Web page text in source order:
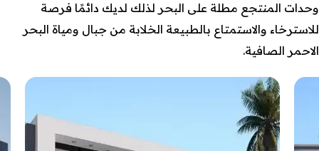
وحدات المنتجع مطلة على البحر لذلك لديك دائمًا فرصة
للاسترخاء والاستمتاع بالطبيعة الخلابة من جبال ومياة البحر
الاحمر الصافية.